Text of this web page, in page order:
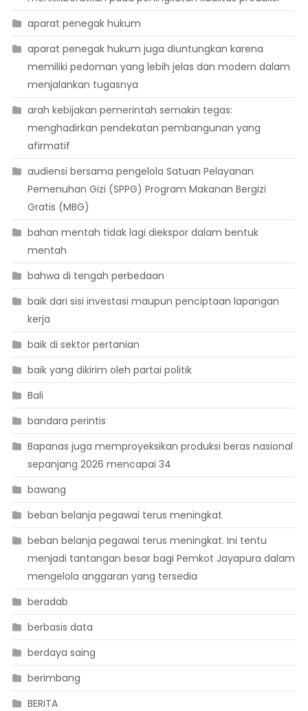
aparat penegak hukum
aparat penegak hukum juga diuntungkan karena
memiliki pedoman yang lebih jelas dan modern dalam
menjalankan tugasnya
arah kebijakan pemerintah semakin tegas:
menghadirkan pendekatan pembangunan yang
afirmatif
audiensi bersama pengelola Satuan Pelayanan
Pemenuhan Gizi (SPPG) Program Makanan Bergizi
Gratis (MBG)
bahan mentah tidak lagi diekspor dalam bentuk
mentah
bahwa di tengah perbedaan
baik dari sisi investasi maupun penciptaan lapangan
kerja
baik di sektor pertanian
baik yang dikirim oleh partai politik
Bali
bandara perintis
Bapanas juga memproyeksikan produksi beras nasional
sepanjang 2026 mencapai 34
bawang
beban belanja pegawai terus meningkat
beban belanja pegawai terus meningkat. Ini tentu
menjadi tantangan besar bagi Pemkot Jayapura dalam
mengelola anggaran yang tersedia
beradab
berbasis data
berdaya saing
berimbang
BERITA